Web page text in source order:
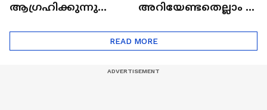
ആഗ്രഹിക്കുന്നുണ്ടോ
ട്രെൻഡിനെക്കുറിച്ച് |
Nail Art | Trends Cafe
അറിയേണ്ടതെല്ലാം |
Cancer
READ MORE